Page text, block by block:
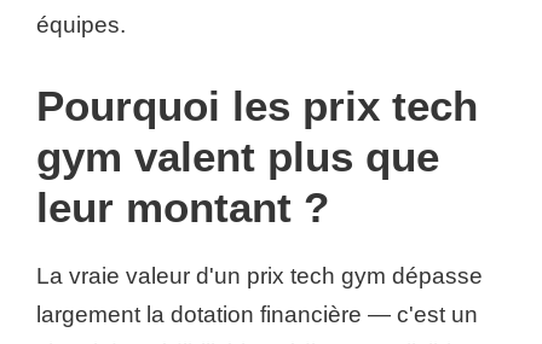
équipes.
Pourquoi les prix tech
gym valent plus que
leur montant ?
La vraie valeur d'un prix tech gym dépasse
largement la dotation financière — c'est un